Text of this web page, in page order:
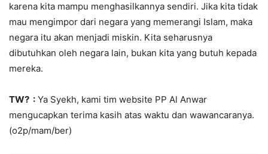
karena kita mampu menghasilkannya sendiri. Jika kita tidak
mau mengimpor dari negara yang memerangi Islam, maka
negara itu akan menjadi miskin. Kita seharusnya
dibutuhkan oleh negara lain, bukan kita yang butuh kepada
mereka.
TW? : Ya Syekh, kami tim website PP Al Anwar
mengucapkan terima kasih atas waktu dan wawancaranya.
(o2p/mam/ber)